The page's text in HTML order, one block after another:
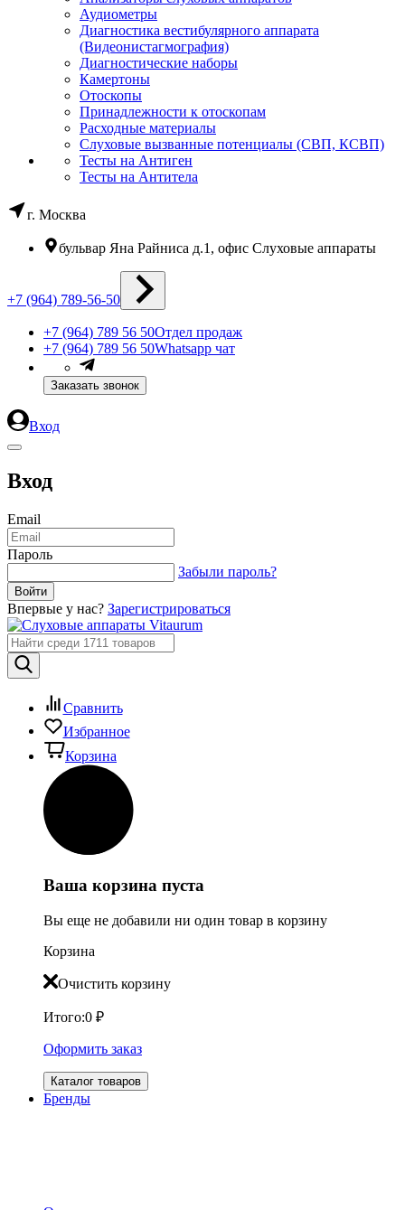
Аудиометры
Диагностика вестибулярного аппарата
(Видеонистагмография)
Диагностические наборы
Камертоны
Отоскопы
Принадлежности к отоскопам
Расходные материалы
Слуховые вызванные потенциалы (СВП, КСВП)
Тесты на Антиген
Тесты на Антитела
г. Москва
бульвар Яна Райниса д.1, офис Слуховые аппараты
+7 (964) 789-56-50
+7 (964) 789 56 50Отдел продаж
+7 (964) 789 56 50Whatsapp чат
Заказать звонок
Вход
Вход
Email
Пароль
Забыли пароль?
Впервые у нас? Зарегистрироваться
Сравнить
Избранное
Корзина
Ваша корзина пуста
Вы еще не добавили ни один товар в корзину
Корзина
Очистить корзину
Итого:0 ₽
Оформить заказ
Каталог товаров
Бренды